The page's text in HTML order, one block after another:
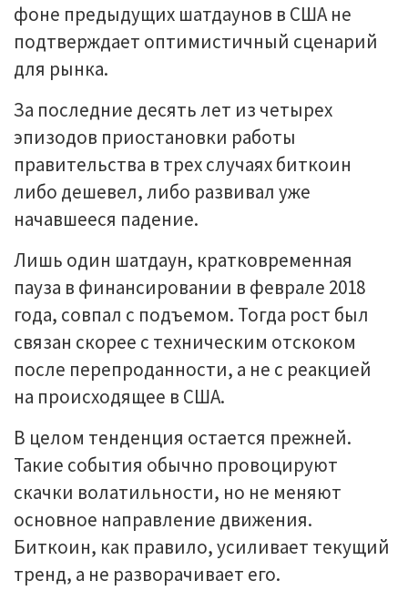
фоне предыдущих шатдаунов в США не
подтверждает оптимистичный сценарий
для рынка.
За последние десять лет из четырех
эпизодов приостановки работы
правительства в трех случаях биткоин
либо дешевел, либо развивал уже
начавшееся падение.
Лишь один шатдаун, кратковременная
пауза в финансировании в феврале 2018
года, совпал с подъемом. Тогда рост был
связан скорее с техническим отскоком
после перепроданности, а не с реакцией
на происходящее в США.
В целом тенденция остается прежней.
Такие события обычно провоцируют
скачки волатильности, но не меняют
основное направление движения.
Биткоин, как правило, усиливает текущий
тренд, а не разворачивает его.